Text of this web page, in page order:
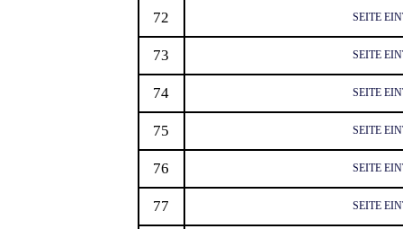
72 SEITE
73 SEITE
74 SEITE
75 SEITE
76 SEITE
77 SEITE